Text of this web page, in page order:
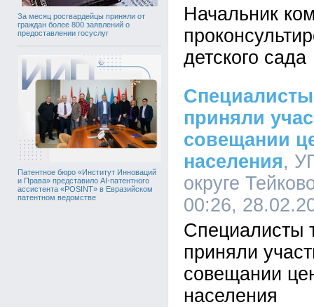
За месяц росгвардейцы приняли от
граждан более 800 заявлений о
предоставлении госуслуг
Патентное бюро «Институт Инноваций
и Права» представило AI-патентного
ассистента «POSINT» в Евразийском
патентном ведомстве
Начальник
детского сада
приняли
совещании
населения,
округе
00:26,
Специалисты
приняли
совещании
населения